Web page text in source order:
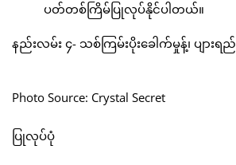
ပတ်တစ်ကြိမ်ပြုလုပ်နိုင်ပါတယ်။
နည်းလမ်း ၄- သစ်ကြမ်းပိုးခေါက်မှုန့်၊ ပျားရည်
Photo Source: Crystal Secret
ပြုလုပ်ပုံ